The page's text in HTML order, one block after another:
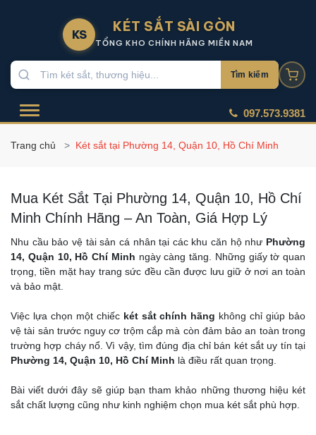
KS KÉT SẮT SÀI GÒN
TỔNG KHO CHÍNH HÃNG MIỀN NAM
Tìm kiếm
097.573.9381
Trang chủ Két sắt tại Phường 14, Quận 10, Hồ Chí Minh
Mua Két Sắt Tại Phường 14, Quận 10, Hồ Chí
Minh Chính Hãng – An Toàn, Giá Hợp Lý
Nhu cầu bảo vệ tài sản cá nhân tại các khu căn hộ như Phường
14, Quận 10, Hồ Chí Minh ngày càng tăng. Những giấy tờ quan
trọng, tiền mặt hay trang sức đều cần được lưu giữ ở nơi an toàn
và bảo mật.
Việc lựa chọn một chiếc két sắt chính hãng không chỉ giúp bảo
vệ tài sản trước nguy cơ trộm cắp mà còn đảm bảo an toàn trong
trường hợp cháy nổ. Vì vậy, tìm đúng địa chỉ bán két sắt uy tín tại
Phường 14, Quận 10, Hồ Chí Minh là điều rất quan trọng.
Bài viết dưới đây sẽ giúp bạn tham khảo những thương hiệu két
sắt chất lượng cũng như kinh nghiệm chọn mua két sắt phù hợp.